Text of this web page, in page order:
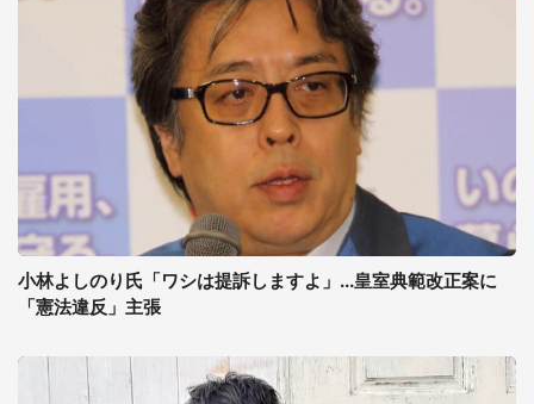
小林よしのり氏「ワシは提訴しますよ」...皇室典範改正案に
「憲法違反」主張